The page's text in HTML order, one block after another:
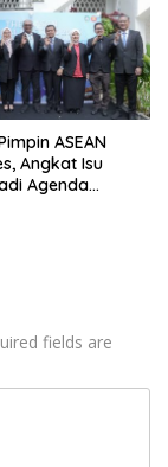
ASEAN
Angkat Isu
Agenda
fields are